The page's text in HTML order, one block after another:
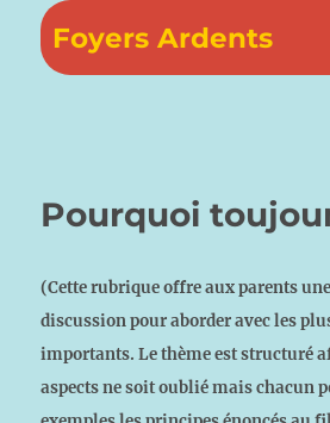
Foyers Ardents
Pourquoi
(Cette rubrique offre aux parents
discussion pour aborder avec les
importants. Le thème est structuré
aspects ne soit oublié mais chacun